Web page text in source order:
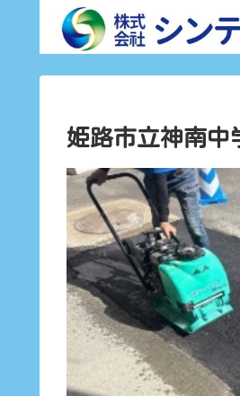
姫路市立神南中